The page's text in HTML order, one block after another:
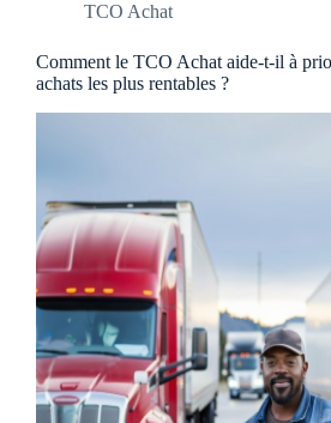
TCO Achat
Comment le TCO Achat aide-t-il à
achats les plus rentables ?